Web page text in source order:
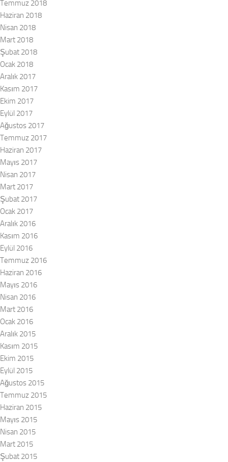
Temmuz 2018
Haziran 2018
Nisan 2018
Mart 2018
Şubat 2018
Ocak 2018
Aralık 2017
Kasım 2017
Ekim 2017
Eylül 2017
Ağustos 2017
Temmuz 2017
Haziran 2017
Mayıs 2017
Nisan 2017
Mart 2017
Şubat 2017
Ocak 2017
Aralık 2016
Kasım 2016
Eylül 2016
Temmuz 2016
Haziran 2016
Mayıs 2016
Nisan 2016
Mart 2016
Ocak 2016
Aralık 2015
Kasım 2015
Ekim 2015
Eylül 2015
Ağustos 2015
Temmuz 2015
Haziran 2015
Mayıs 2015
Nisan 2015
Mart 2015
Şubat 2015